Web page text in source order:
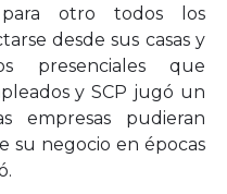
otro todos los
desde sus casas y
presenciales que
y SCP jugó un
empresas pudieran
su negocio en épocas